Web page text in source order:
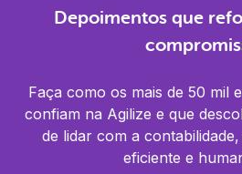
Depoimentos que
Faça como os mais de 50 mil
confiam na Agilize e que
de lidar com a
eficiente e